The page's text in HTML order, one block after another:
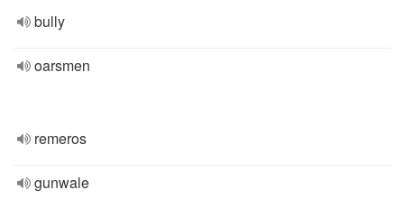
bully
oarsmen
remeros
gunwale